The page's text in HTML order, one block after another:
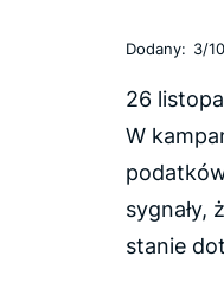
Dodany: 3/
26
W
sygnały,
stanie